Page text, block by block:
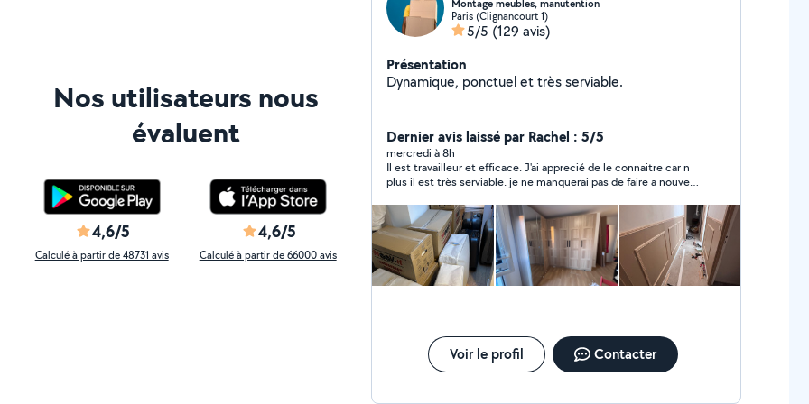
Nos utilisateurs nous
évaluent
4,6/5
Calculé à partir de 48731 avis
4,6/5
Calculé à partir de 66000 avis
Montage meubles, manutention
Paris (Clignancourt 1)
5/5 (129 avis)
Présentation
Dynamique, ponctuel et très serviable.
Dernier avis laissé par Rachel : 5/5
mercredi à 8h
Il est travailleur et efficace. J'ai apprecié de le connaitre car n
plus il est très serviable. je ne manquerai pas de faire a nouveau
Voir le profil Contacter